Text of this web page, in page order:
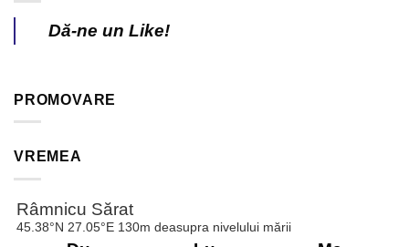
Dă-ne un Like!
PROMOVARE
VREMEA